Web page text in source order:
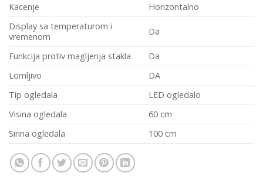
Kacenje
Horizontalno
Display sa temperaturom i
vremenom
Da
Funkcija protiv magljenja stakla
Da
Lomljivo
DA
Tip ogledala
LED ogledalo
Visina ogledala
60 cm
Sirina ogledala
100 cm